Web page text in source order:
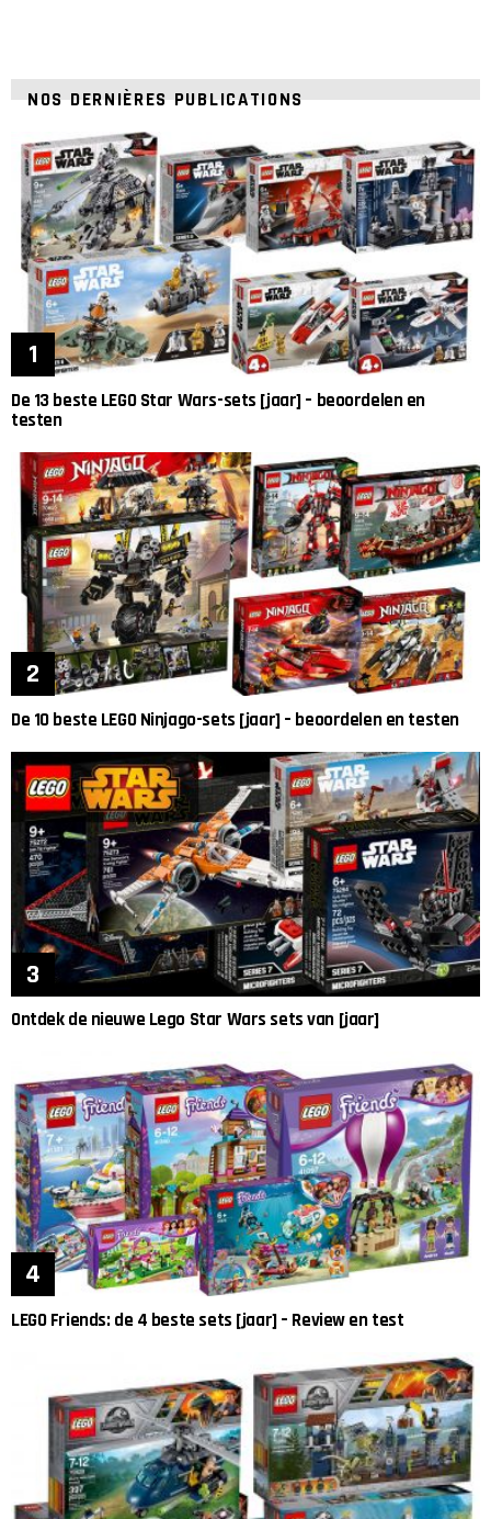
NOS DERNIÈRES PUBLICATIONS
De 13 beste LEGO Star Wars-sets [jaar] – beoordelen en
testen
De 10 beste LEGO Ninjago-sets [jaar] – beoordelen en testen
Ontdek de nieuwe Lego Star Wars sets van [jaar]
LEGO Friends: de 4 beste sets [jaar] – Review en test